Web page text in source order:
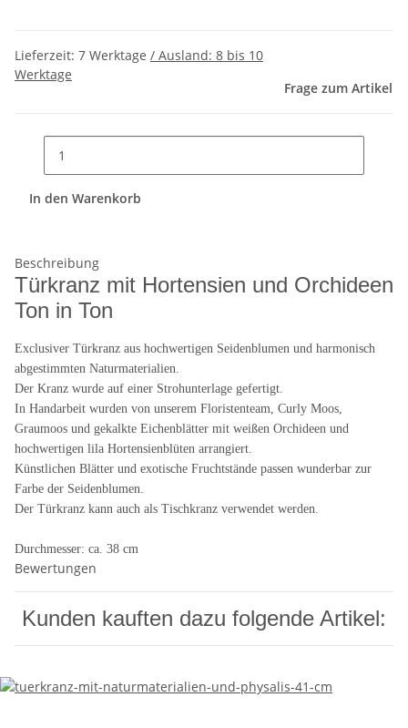
Lieferzeit: 7 Werktage / Ausland: 8 bis 10
Werktage
Frage zum Artikel
In den Warenkorb
Beschreibung
Türkranz mit Hortensien und Orchideen
Ton in Ton
Exclusiver Türkranz aus hochwertigen Seidenblumen und harmonisch
abgestimmten Naturmaterialien.
Der Kranz wurde auf einer Strohunterlage gefertigt.
In Handarbeit wurden von unserem Floristenteam, Curly Moos,
Graumoos und gekalkte Eichenblätter mit weißen Orchideen und
hochwertigen lila Hortensienblüten arrangiert.
Künstlichen Blätter und exotische Fruchtstände passen wunderbar zur
Farbe der Seidenblumen.
Der Türkranz kann auch als Tischkranz verwendet werden.
Durchmesser: ca. 38 cm
Bewertungen
Kunden kauften dazu folgende Artikel: